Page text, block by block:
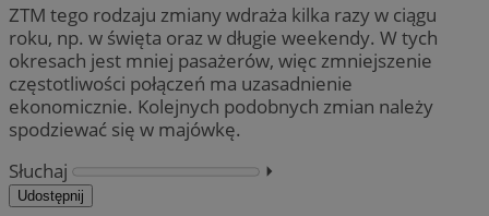
ZTM tego rodzaju zmiany wdraża kilka razy w ciągu
roku, np. w święta oraz w długie weekendy. W tych
okresach jest mniej pasażerów, więc zmniejszenie
częstotliwości połączeń ma uzasadnienie
ekonomicznie. Kolejnych podobnych zmian należy
spodziewać się w majówkę.
Słuchaj
⏵︎
Udostępnij